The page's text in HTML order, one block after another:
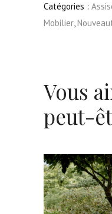
Catégories :
Mobilier,
Vous
peut-